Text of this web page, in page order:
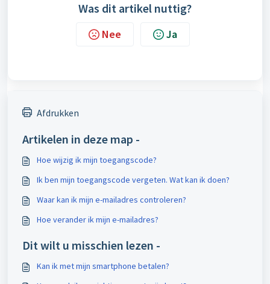
Was dit artikel nuttig?
Nee Ja
Afdrukken
Artikelen in deze map -
Hoe wijzig ik mijn toegangscode?
Ik ben mijn toegangscode vergeten. Wat kan ik doen?
Waar kan ik mijn e-mailadres controleren?
Hoe verander ik mijn e-mailadres?
Dit wilt u misschien lezen -
Kan ik met mijn smartphone betalen?